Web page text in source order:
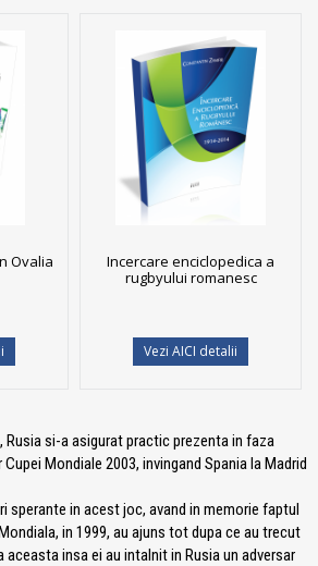
Ovalia
Incercare enciclopedica a
rugbyului romanesc
Vezi AICI detalii
si-a asigurat practic prezenta in faza
Mondiale 2003, invingand Spania la Madrid
sperante in acest joc, avand in memorie faptul
in 1999, au ajuns tot dupa ce au trecut
aceasta insa ei au intalnit in Rusia un adversar